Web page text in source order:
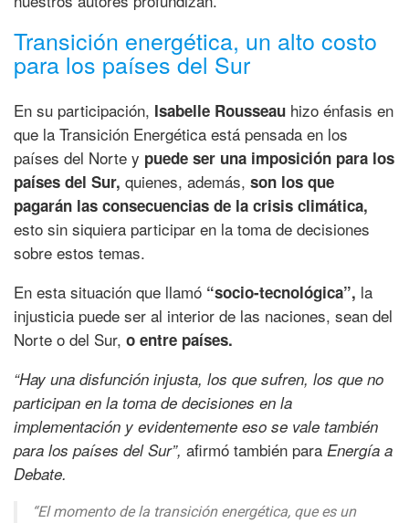
Transición energética, un alto costo
para los países del Sur
En su participación, Isabelle Rousseau hizo énfasis en
que la Transición Energética está pensada en los
países del Norte y puede ser una imposición para los
países del Sur, quienes, además, son los que
pagarán las consecuencias de la crisis climática,
esto sin siquiera participar en la toma de decisiones
sobre estos temas.
En esta situación que llamó “socio-tecnológica”, la
injusticia puede ser al interior de las naciones, sean del
Norte o del Sur, o entre países.
“Hay una disfunción injusta, los que sufren, los que no
participan en la toma de decisiones en la
implementación y evidentemente eso se vale también
para los países del Sur”, afirmó también para Energía a
Debate.
“El momento de la transición energética, que es un